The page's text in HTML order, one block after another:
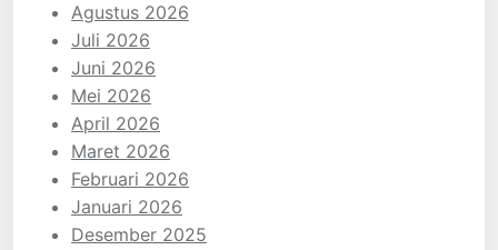
Agustus 2026
Juli 2026
Juni 2026
Mei 2026
April 2026
Maret 2026
Februari 2026
Januari 2026
Desember 2025